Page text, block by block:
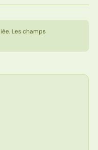
Les champs